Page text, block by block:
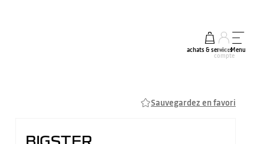
achats & services
mon
compte
Menu
Sauvegardez en favori
BIGSTER